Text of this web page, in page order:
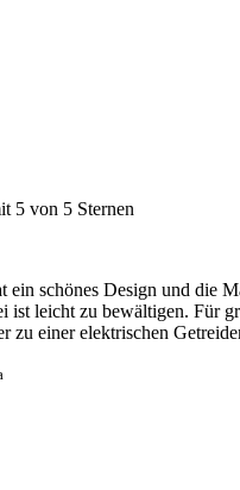
5 von 5 Sternen
ein schönes Design und die
ist leicht zu bewältigen. Für
zu einer elektrischen